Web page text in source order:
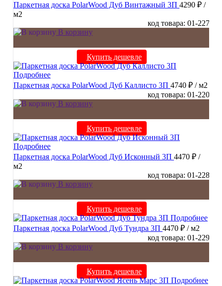
Паркетная доска PolarWood Дуб Винтажный 3П 4290 ₽ /
м2
код товара: 01-227
В корзину
Купить дешевле
Подробнее
Паркетная доска PolarWood Дуб Каллисто 3П 4740 ₽ / м2
код товара: 01-220
В корзину
Купить дешевле
Подробнее
Паркетная доска PolarWood Дуб Исконный 3П 4470 ₽ /
м2
код товара: 01-228
В корзину
Купить дешевле
Подробнее
Паркетная доска PolarWood Дуб Тундра 3П 4470 ₽ / м2
код товара: 01-229
В корзину
Купить дешевле
Подробнее